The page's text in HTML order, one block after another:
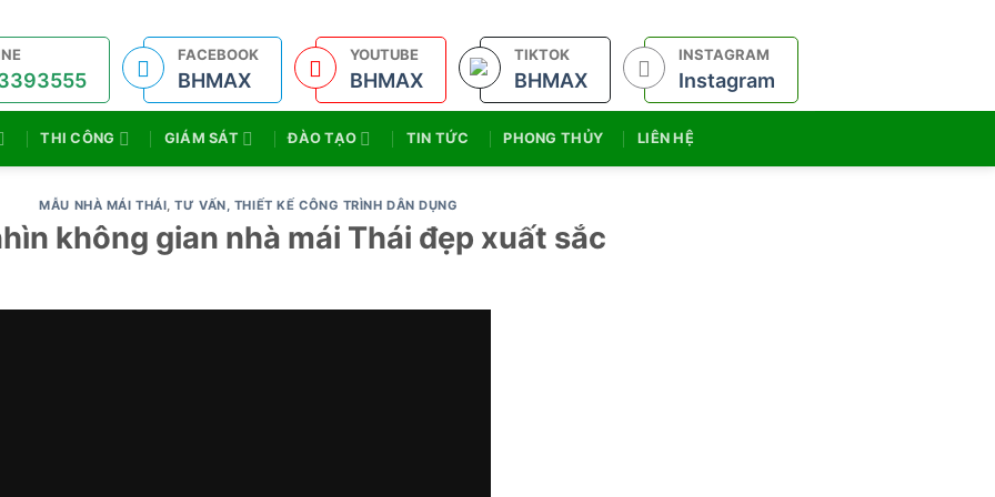
FACEBOOK
BHMAX
YOUTUBE
BHMAX
TIKTOK
BHMAX
INSTAGRAM
Instagram
THI CÔNG GIÁM SÁT ĐÀO TẠO TIN TỨC PHONG THỦY LIÊN HỆ
MẪU NHÀ MÁI THÁI,TƯ VẤN, THIẾT KẾ CÔNG TRÌNH DÂN DỤNG
không gian nhà mái Thái đẹp xuất sắc